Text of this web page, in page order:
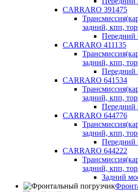
CARRARO 391475
задний, кпп,
Передний
CARRARO 411135
задний, кпп,
Передний
CARRARO 641534
задний, кпп,
Передний
CARRARO 644776
задний, кпп,
Передний
CARRARO 644222
задний, кпп,
Задний